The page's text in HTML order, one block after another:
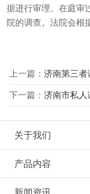
据进行审理。在庭审
院的调查。法院会根
上一篇： 济南第三者调查：
下一篇： 济南市私人调
关于我们
产品内容